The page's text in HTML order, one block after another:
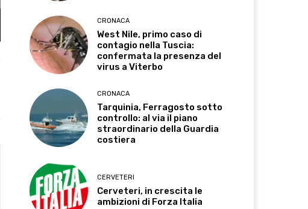
CRONACA
West Nile, primo caso di
contagio nella Tuscia:
confermata la presenza del
virus a Viterbo
CRONACA
Tarquinia, Ferragosto sotto
controllo: al via il piano
straordinario della Guardia
costiera
CERVETERI
Cerveteri, in crescita le
ambizioni di Forza Italia